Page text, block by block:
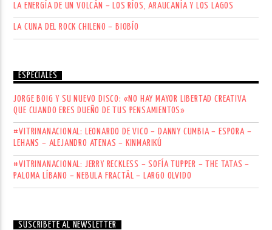
LA ENERGÍA DE UN VOLCÁN – LOS RÍOS, ARAUCANÍA Y LOS LAGOS
LA CUNA DEL ROCK CHILENO – BIOBÍO
ESPECIALES
JORGE BOIG Y SU NUEVO DISCO: «NO HAY MAYOR LIBERTAD CREATIVA
QUE CUANDO ERES DUEÑO DE TUS PENSAMIENTOS»
#VITRINANACIONAL: LEONARDO DE VICO – DANNY CUMBIA – ESPORA –
LEHANS – ALEJANDRO ATENAS – KINMARIKÚ
#VITRINANACIONAL: JERRY RECKLESS – SOFÍA TUPPER – THE TATAS –
PALOMA LÍBANO – NEBULA FRACTÄL – LARGO OLVIDO
SUSCRÍBETE AL NEWSLETTER